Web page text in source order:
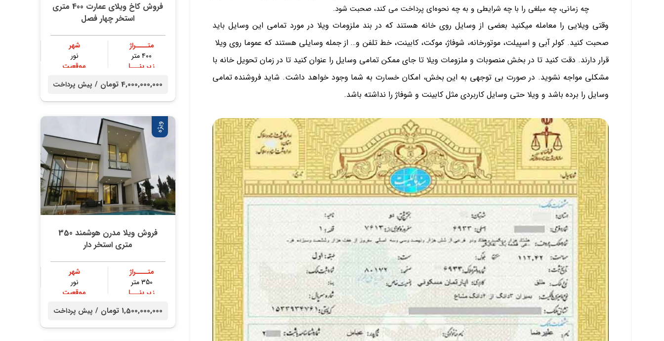
چه زمانی، چه مبلغی را با چه شرایطی و به چه نحوه‌ای پرداخت می کند، صحبت شود.
وقتی ویلایی را معامله میکنید بعضی از وسایل روی خانه هستند که در بند ملزومات ویلا در مورد تمامی این وسایل باید
صحبت کنید. کولر آبی و اسپیلت، موتورخانه، شوفاژ، موکت، کابینت، خط تلفن و… از جمله وسایلی هستند که عموما روی ویلا
قرار دارند. دقت کنید تا در بخش منصوبات و ملزومات ویلا تا جای ممکن تمامی وسایل را عنوان کنید تا در زمان تحویل خانه با
مشکلی مواجه نشوید. در صورت بی توجهی به این بخش، امکان خسارت به شما وجود خواهد داشت. شاید فروشنده تمامی
وسایل را برده باشد و ویلا حتی وسایل کاربردی مثل کابینت و شوفاژ را نداشته باشد.
فروش کاخ ویلای عمارت 400 متری
استخر چهار فصل
متــــراژ
۴۰۰ متر
شهر
نور
زیر بنـــا
موقعیت
4,000,000,000 تومان / پیش پرداخت
ویژه
فروش ویلا مدرن هوشمند 350
متری استخر دار
متــــراژ
350 متر
شهر
نور
زیر بنـــا
موقعیت
1,500,000,000 تومان / پیش پرداخت